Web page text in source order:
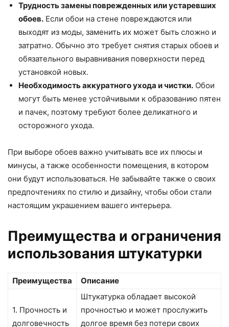
Трудность замены поврежденных или устаревших
обоев. Если обои на стене повреждаются или
выходят из моды, заменить их может быть сложно и
затратно. Обычно это требует снятия старых обоев и
обязательного выравнивания поверхности перед
установкой новых.
Необходимость аккуратного ухода и чистки. Обои
могут быть менее устойчивыми к образованию пятен
и пачек, поэтому требуют более деликатного и
осторожного ухода.
При выборе обоев важно учитывать все их плюсы и
минусы, а также особенности помещения, в котором
они будут использоваться. Не забывайте также о своих
предпочтениях по стилю и дизайну, чтобы обои стали
настоящим украшением вашего интерьера.
Преимущества и ограничения
использования штукатурки
Преимущества Описание
1. Прочность и
долговечность
Штукатурка обладает высокой
прочностью и может прослужить
долгое время без потери своих